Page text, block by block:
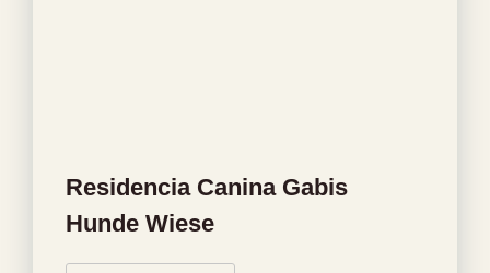
Residencia Canina Gabis
Hunde Wiese